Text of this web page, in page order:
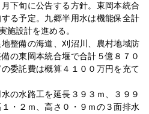
下旬に公告する方針。東岡本統合
る予定。九郷半用水は機能保全計
施設計を進める。
整備の海道、刈沼川、農村地域防
の東岡本統合堰で合計５億８７０
委託費は概算４１００万円を充て
の水路工を延長３９３ｍ、３９９
・２ｍ、高さ０・９ｍの３面排水